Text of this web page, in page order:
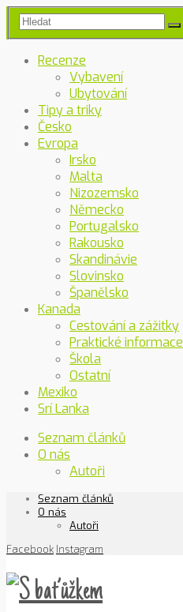
Recenze
Vybavení
Ubytování
Tipy a triky
Česko
Evropa
Irsko
Malta
Nizozemsko
Německo
Portugalsko
Rakousko
Skandinávie
Slovinsko
Španělsko
Kanada
Cestování a zážitky
Praktické informace
Škola
Ostatní
Mexiko
Srí Lanka
Seznam článků
O nás
Autoři
Seznam článků
O nás
Autoři
Facebook Instagram